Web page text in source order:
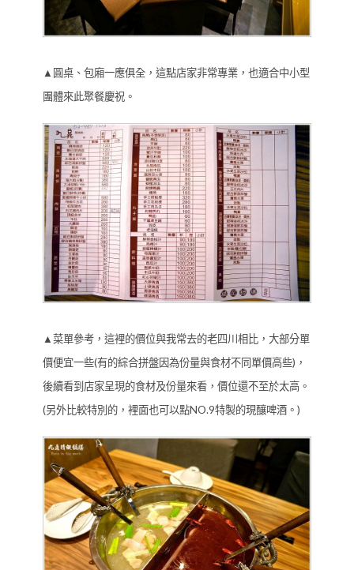
▲圓桌、包廂一應俱全，這點店家非常專業，也適合中小型
團體來此聚餐慶祝。
▲菜單參考，這裡的價位與我常去的老四川相比，大部分單
價便宜一些(有的綜合拼盤因為份量與食材不同單價高些)，
後續看到店家呈現的食材及份量來看，價位還不至於太高。
(另外比較特別的，裡面也可以點NO.9特製的現釀啤酒。)